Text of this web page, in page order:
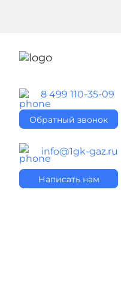
8 499 110-35-09
Обратный звонок
info@1gk-gaz.ru
Написать нам